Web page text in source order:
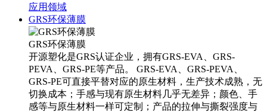
应用领域
GRS环保薄膜
GRS环保薄膜
开源塑化是GRS认证企业，拥有GRS-EVA、GRS-
PEVA、GRS-PE等产品。 GRS-EVA、GRS-PEVA、
GRS-PE可直接平替对应的原生材料，生产技术成熟，无
切换成本；手感与现有原生材料几乎无差异；颜色、手
感等与原生材料一样可定制；产品的拉伸与撕裂强度与